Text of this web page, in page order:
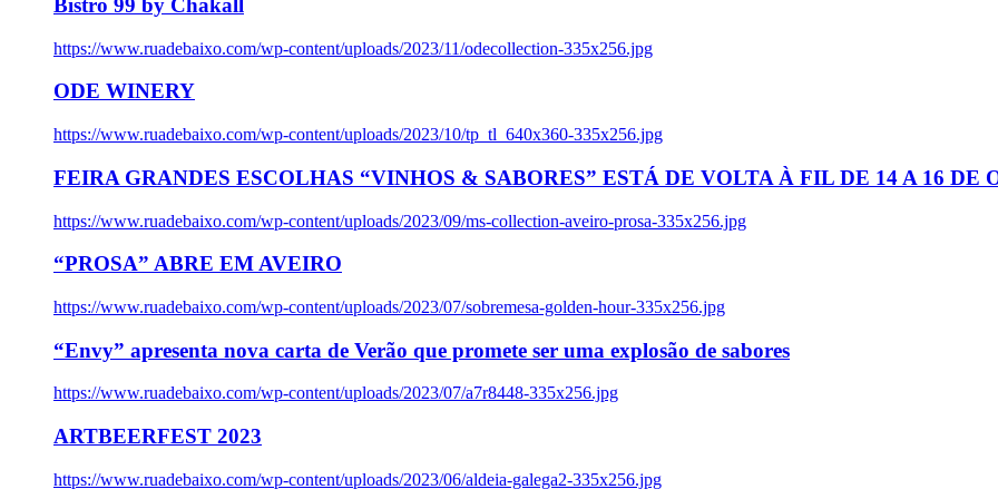
Bistro 99 by Chakall
https://www.ruadebaixo.com/wp-content/uploads/2023/11/odecollection-335x256.jpg
ODE WINERY
https://www.ruadebaixo.com/wp-content/uploads/2023/10/tp_tl_640x360-335x256.jpg
FEIRA GRANDES ESCOLHAS “VINHOS & SABORES” ESTÁ DE VOLTA À FIL DE 14 A 16 DE
https://www.ruadebaixo.com/wp-content/uploads/2023/09/ms-collection-aveiro-prosa-335x256.jpg
“PROSA” ABRE EM AVEIRO
https://www.ruadebaixo.com/wp-content/uploads/2023/07/sobremesa-golden-hour-335x256.jpg
“Envy” apresenta nova carta de Verão que promete ser uma explosão de sabores
https://www.ruadebaixo.com/wp-content/uploads/2023/07/a7r8448-335x256.jpg
ARTBEERFEST 2023
https://www.ruadebaixo.com/wp-content/uploads/2023/06/aldeia-galega2-335x256.jpg